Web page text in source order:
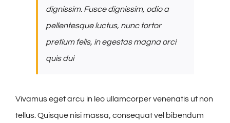
dignissim. Fusce dignissim, odio a
pellentesque luctus, nunc tortor
pretium felis, in egestas magna orci
quis dui
Vivamus eget arcu in leo ullamcorper venenatis ut non
tellus. Quisque nisi massa, consequat vel bibendum